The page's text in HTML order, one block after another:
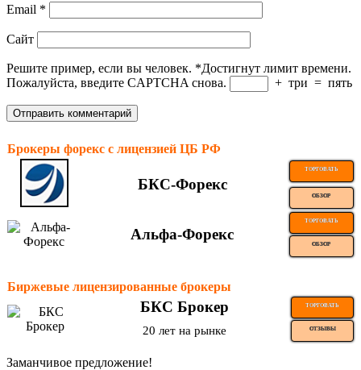
Email *
Сайт
Решите пример, если вы человек. *Достигнут лимит времени.
Пожалуйста, введите CAPTCHA снова.
+ три = пять
Брокеры форекс с лицензией ЦБ РФ
БКС-Форекс
ТОРГОВАТЬ
ОБЗОР
Альфа-Форекс
ТОРГОВАТЬ
ОБЗОР
Биржевые лицензированные брокеры
БКС Брокер ТОРГОВАТЬ
20 лет на рынке ОТЗЫВЫ
Заманчивое предложение!